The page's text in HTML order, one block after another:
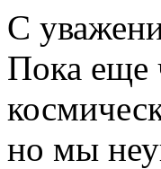
С
Пока еще
но мы